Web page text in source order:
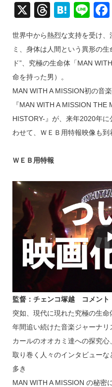
X
T
e
a
d
s
H
e
n
Li
e
世界中から熱烈な支持を受け、
ミ、身体は人間という異形の
ド”、究極の生命体「MAN
命を持った男）。
MAN WITH A MISSION初の音
『MAN WITH A MISSION THE
HISTORY-』が、来年2020年
わせて、ＷＥＢ用特報映像も到
ＷＥＢ用特報
監督：チェンコ塚越 コメント
突如、現代に現れた究極の生
年間追い続けた音楽ジャーナリ
カールのオオカミ達への探究
取り巻く人々のインタビュー
多き
MAN WITH A MISSION の秘密